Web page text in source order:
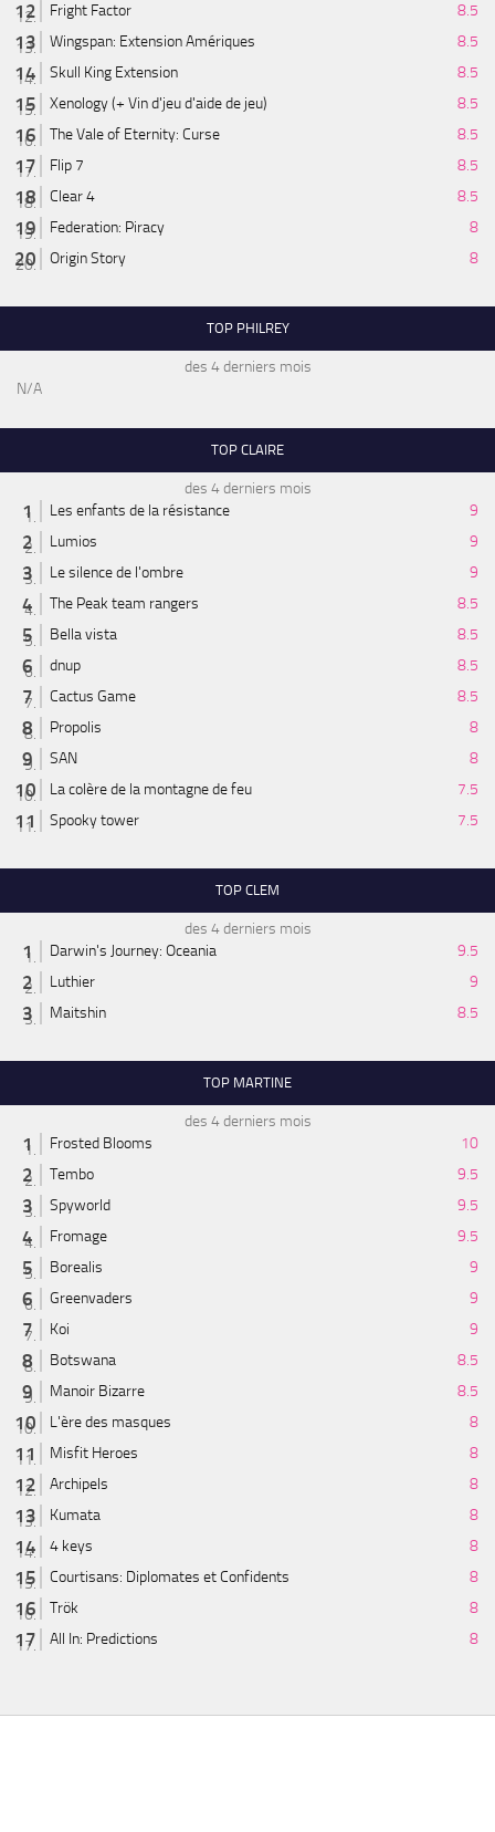
Fright Factor
8.5
Wingspan: Extension Amériques
8.5
Skull King Extension
8.5
Xenology (+ Vin d'jeu d'aide de jeu)
8.5
The Vale of Eternity: Curse
8.5
Flip 7
8.5
Clear 4
8.5
Federation: Piracy
8
Origin Story
8
TOP PHILREY
des 4 derniers mois
N/A
TOP CLAIRE
des 4 derniers mois
Les enfants de la résistance
9
Lumios
9
Le silence de l'ombre
9
The Peak team rangers
8.5
Bella vista
8.5
dnup
8.5
Cactus Game
8.5
Propolis
8
SAN
8
La colère de la montagne de feu
7.5
Spooky tower
7.5
TOP CLEM
des 4 derniers mois
Darwin's Journey: Oceania
9.5
Luthier
9
Maitshin
8.5
TOP MARTINE
des 4 derniers mois
Frosted Blooms
10
Tembo
9.5
Spyworld
9.5
Fromage
9.5
Borealis
9
Greenvaders
9
Koi
9
Botswana
8.5
Manoir Bizarre
8.5
L'ère des masques
8
Misfit Heroes
8
Archipels
8
Kumata
8
4 keys
8
Courtisans: Diplomates et Confidents
8
Trök
8
All In: Predictions
8